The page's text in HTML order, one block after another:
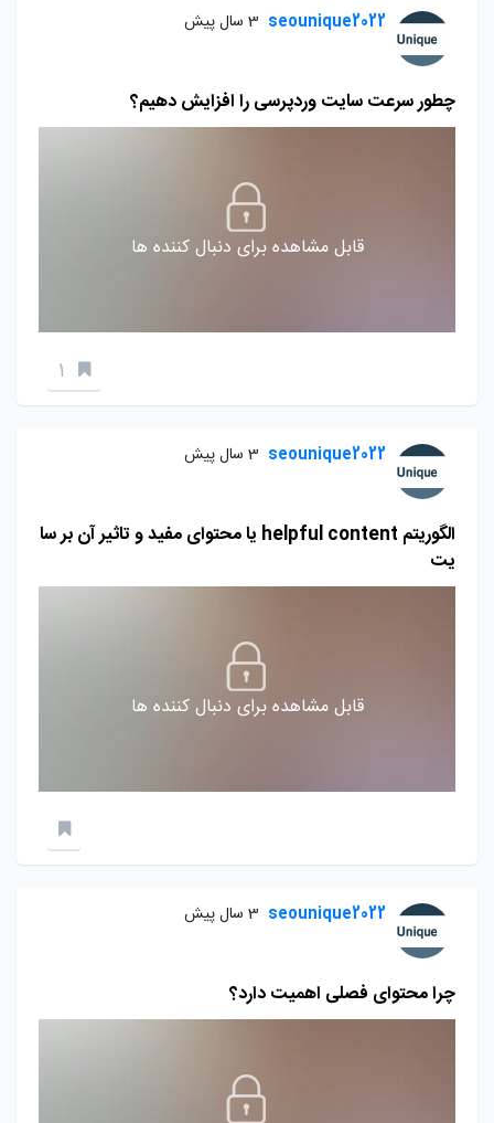
seounique2022 3 سال پیش
چطور سرعت سایت وردپرسی را افزایش دهیم؟
قابل مشاهده برای دنبال کننده ها
1
seounique2022 3 سال پیش
الگوریتم helpful content یا محتوای مفید و تاثیر آن بر سا
یت
قابل مشاهده برای دنبال کننده ها
seounique2022 3 سال پیش
چرا محتوای فصلی اهمیت دارد؟